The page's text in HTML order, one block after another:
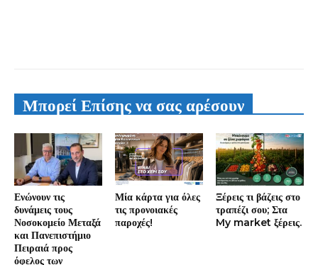
Μπορεί Επίσης να σας αρέσουν
Ενώνουν τις
δυνάμεις τους
Νοσοκομείο Μεταξά
και Πανεπιστήμιο
Πειραιά προς
όφελος των
Μία κάρτα για όλες
τις προνοιακές
παροχές!
Ξέρεις τι βάζεις στο
τραπέζι σου; Στα
My market ξέρεις.